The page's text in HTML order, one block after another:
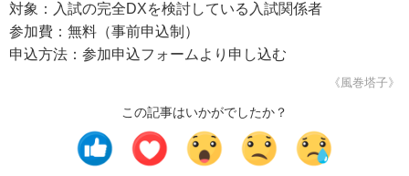
対象：入試の完全DXを検討している入試関係者
参加費：無料（事前申込制）
申込方法：参加申込フォームより申し込む
《風巻塔子》
この記事はいかがでしたか？